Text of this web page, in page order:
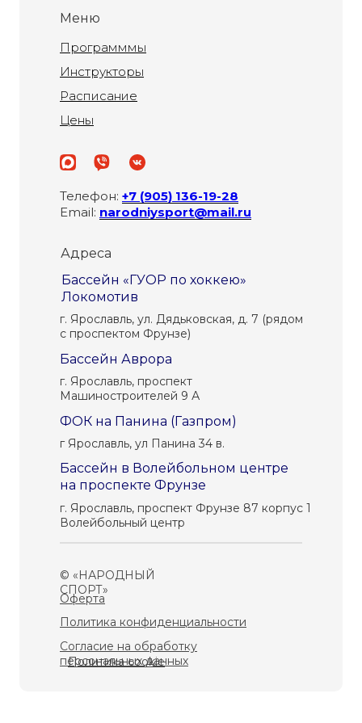
Телефон: +7 (905) 136-19-28
Email: narodniysport@mail.ru
Адреса
Бассейн «ГУОР по хоккею»
Локомотив
г. Ярославль, ул. Дядьковская, д. 7 (рядом
с проспектом Фрунзе)
г. Ярославль, проспект
Машиностроителей 9 А
Бассейн Аврора
Бассейн в Волейбольном центре
на проспекте Фрунзе
г. Ярославль, проспект Фрунзе 87 корпус 1
Волейбольный центр
ФОК на Панина (Газпром)
г Ярославль, ул Панина 34 в.
© «НАРОДНЫЙ
СПОРТ»
Оферта
Меню
Программмы
Инструкторы
Политика конфиденциальности
Политика cookie
Согласие на обработку
персональных данных
Расписание
Цены